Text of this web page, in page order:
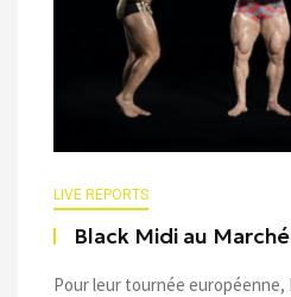
LIVE REPORTS
Black Midi au
Pour leur tournée européenne,